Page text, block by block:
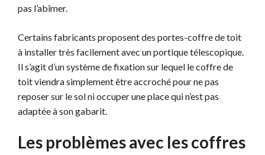
pas l’abîmer.
Certains fabricants proposent des portes-coffre de toit
à installer très facilement avec un portique télescopique.
Il s’agit d’un système de fixation sur lequel le coffre de
toit viendra simplement être accroché pour ne pas
reposer sur le sol ni occuper une place qui n’est pas
adaptée à son gabarit.
Les problèmes avec les coffres